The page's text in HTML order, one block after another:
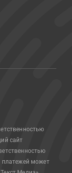
сайт
платежей может